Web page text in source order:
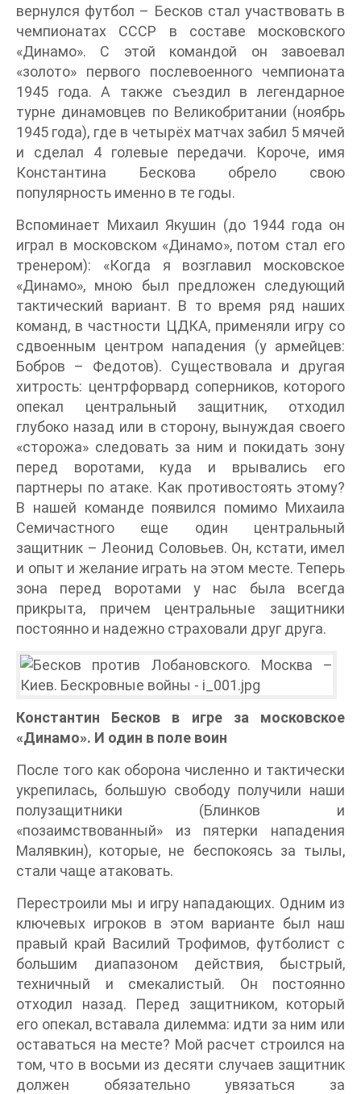
вернулся футбол – Бесков стал участвовать в
чемпионатах СССР в составе московского
«Динамо». С этой командой он завоевал
«золото» первого послевоенного чемпионата
1945 года. А также съездил в легендарное
турне динамовцев по Великобритании (ноябрь
1945 года), где в четырёх матчах забил 5 мячей
и сделал 4 голевые передачи. Короче, имя
Константина Бескова обрело свою
популярность именно в те годы.
Вспоминает Михаил Якушин (до 1944 года он
играл в московском «Динамо», потом стал его
тренером): «Когда я возглавил московское
«Динамо», мною был предложен следующий
тактический вариант. В то время ряд наших
команд, в частности ЦДКА, применяли игру со
сдвоенным центром нападения (у армейцев:
Бобров – Федотов). Существовала и другая
хитрость: центрфорвард соперников, которого
опекал центральный защитник, отходил
глубоко назад или в сторону, вынуждая своего
«сторожа» следовать за ним и покидать зону
перед воротами, куда и врывались его
партнеры по атаке. Как противостоять этому?
В нашей команде появился помимо Михаила
Семичастного еще один центральный
защитник – Леонид Соловьев. Он, кстати, имел
и опыт и желание играть на этом месте. Теперь
зона перед воротами у нас была всегда
прикрыта, причем центральные защитники
постоянно и надежно страховали друг друга.
Константин Бесков в игре за московское
«Динамо». И один в поле воин
После того как оборона численно и тактически
укрепилась, большую свободу получили наши
полузащитники (Блинков и
«позаимствованный» из пятерки нападения
Малявкин), которые, не беспокоясь за тылы,
стали чаще атаковать.
Перестроили мы и игру нападающих. Одним из
ключевых игроков в этом варианте был наш
правый край Василий Трофимов, футболист с
большим диапазоном действия, быстрый,
техничный и смекалистый. Он постоянно
отходил назад. Перед защитником, который
его опекал, вставала дилемма: идти за ним или
оставаться на месте? Мой расчет строился на
том, что в восьми из десяти случаев защитник
должен обязательно увязаться за